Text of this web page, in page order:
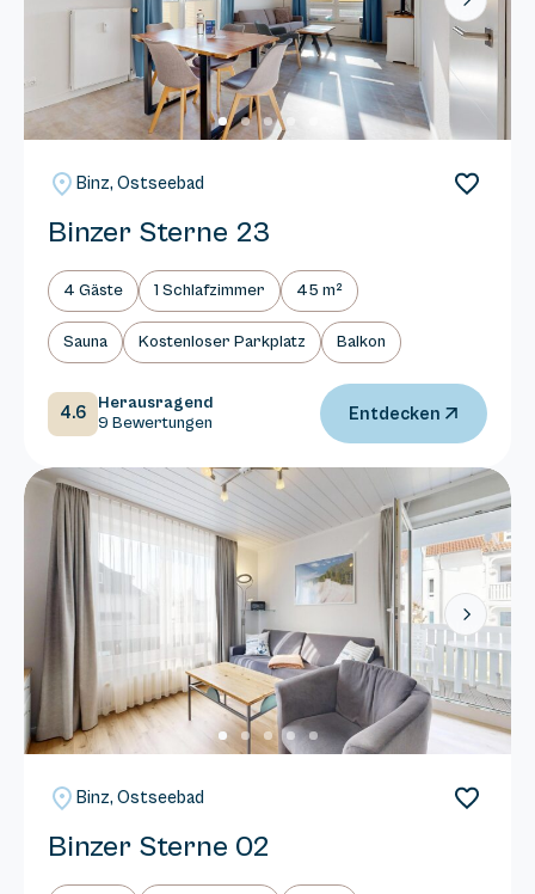
Next
Binz, Ostseebad
Binzer Sterne 23
4 Gäste 1 Schlafzimmer 45 m²
Sauna Kostenloser Parkplatz Balkon
4.6
Herausragend
9 Bewertungen
Entdecken
Next
Binz, Ostseebad
Binzer Sterne 02